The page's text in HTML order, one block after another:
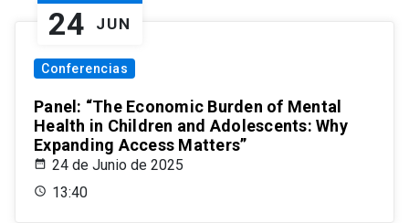
24 JUN
Conferencias
Panel: “The Economic Burden of Mental
Health in Children and Adolescents: Why
Expanding Access Matters”
24 de Junio de 2025
13:40